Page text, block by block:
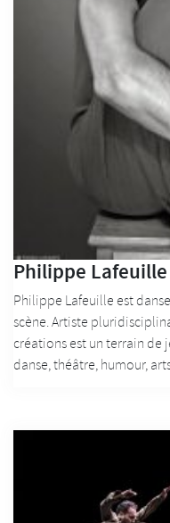
Philippe Lafeuille
Philippe Lafeuille est
scène. Artiste
créations est un terrain de
danse, théâtre, humour,